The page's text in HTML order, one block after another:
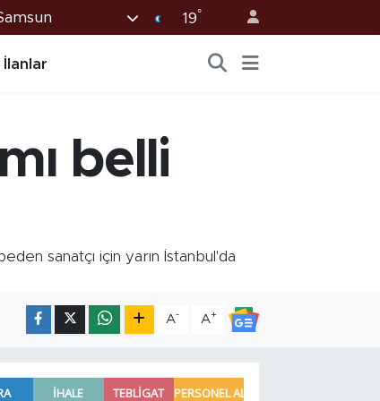
19°
İlanlar
belli
sanatçı için yarın İstanbul'da
A- A+